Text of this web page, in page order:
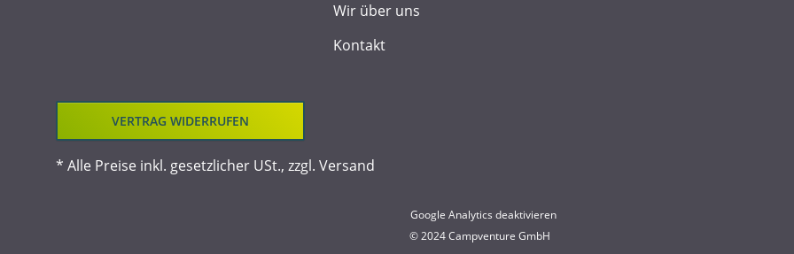
Wir über uns
Kontakt
VERTRAG WIDERRUFEN
* Alle Preise inkl. gesetzlicher USt., zzgl. Versand
Google Analytics deaktivieren
© 2024 Campventure GmbH